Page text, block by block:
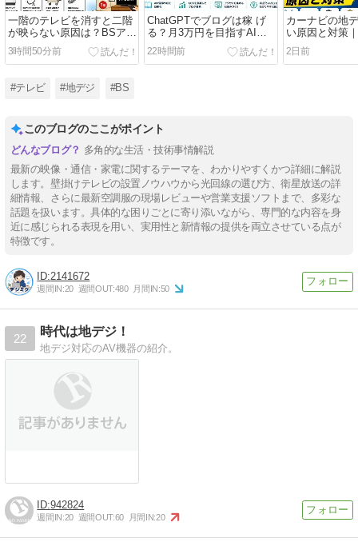
一階のテレビを消すと二階
が映らない原因は？BSアン
テナ給電・ブースター・分
配器を工事士が解説
3時間50分前
ChatGPTでブログは稼 げ
る？月3万円を目指すAIブ
ログ運営術【初心者向け】
22時間前
カーナビの地
い原因と対策
フルセグの受
2日前
#テレビ #地デジ #BS
このブログのここがポイント
多角的な生活・技術事情解説
最新の映像・通信・家電に関するテーマを、わかりやすくかつ詳細に解説
します。壁掛けテレビの設置ノウハウから光回線の選び方、衛星放送の詳
細情報、さらに最新空調服の現場レビューや営業支援ソフトまで、多彩な
話題を扱います。具体的な困りごとに寄り添いながら、専門的な内容を身
近に感じられる表現を用い、実用性と新情報の提供を両立させている点が
特徴です。
2141672
週間IN:20 週間OUT:480 月間IN:50
22
時代は地デジ！
地デジ対応のAV機器の紹介。
942824
週間IN:20 週間OUT:60 月間IN:20